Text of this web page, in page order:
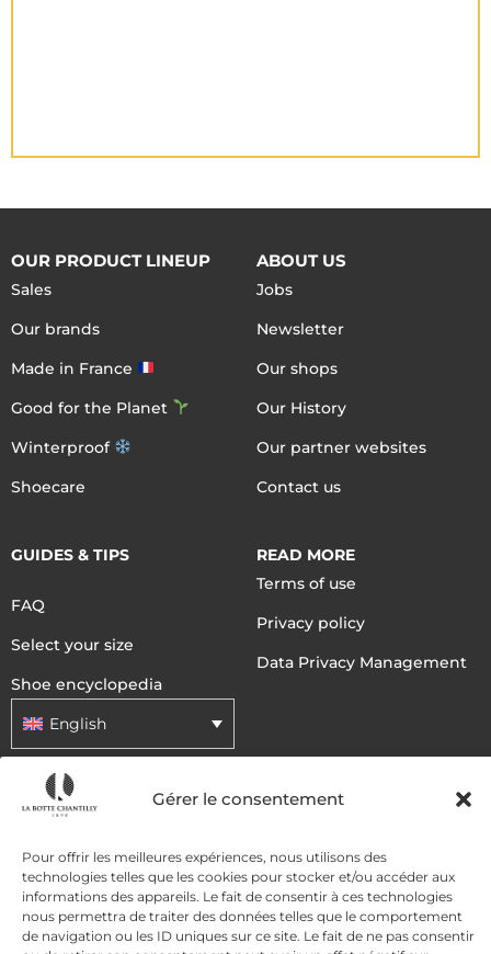
Gérer le consentement
Pour offrir les meilleures expériences, nous utilisons des
technologies telles que les cookies pour stocker et/ou accéder aux
informations des appareils. Le fait de consentir à ces technologies
nous permettra de traiter des données telles que le comportement
de navigation ou les ID uniques sur ce site. Le fait de ne pas consentir
OUR PRODUCT LINEUP
Sales
Our brands
Made in France
Good for the Planet
Winterproof
Shoecare
ABOUT US
Jobs
Newsletter
Our shops
Our History
Our partner websites
Contact us
GUIDES & TIPS
FAQ
Select your size
Shoe encyclopedia
English
READ MORE
Terms of use
Privacy policy
Data Privacy Management
DELIVERY METHODS
PAYMENT METHODS